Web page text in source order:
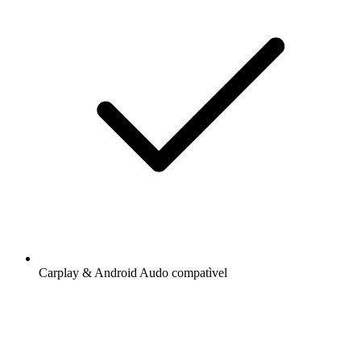
Carplay & Android Audo compatìvel